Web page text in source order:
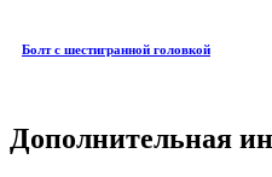
Болт с шестигранной головкой
Дополнительная